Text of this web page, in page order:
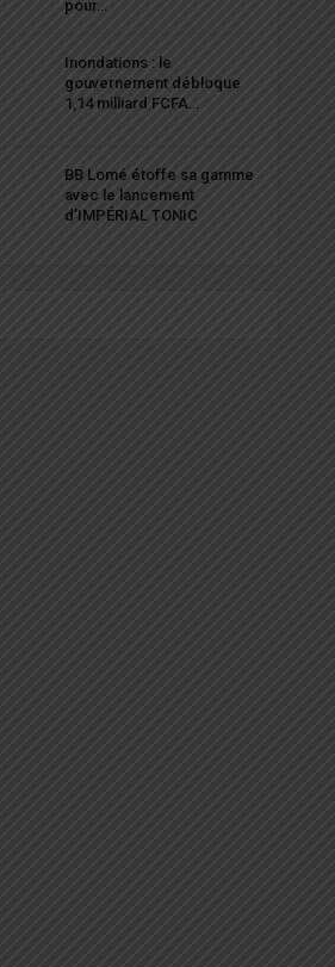
pour…
Inondations : le
gouvernement débloque
1,14 milliard FCFA…
BB Lomé étoffe sa gamme
avec le lancement
d’IMPÉRIAL TONIC